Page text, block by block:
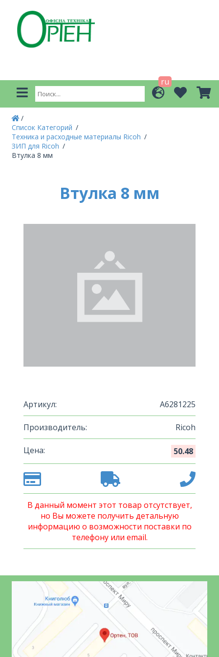
ru
Список Категорий
Техника и расходные материалы Ricoh
ЗИП для Ricoh
Втулка 8 мм
Втулка 8 мм
Артикул: A6281225
Производитель: Ricoh
Цена: 50.48
В данный момент этот товар отсутствует,
но Вы можете получить детальную
информацию о возможности поставки по
телефону или email.